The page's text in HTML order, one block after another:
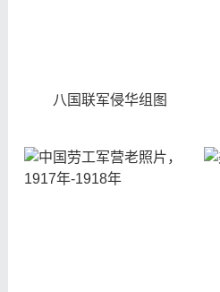
八国联军侵华组图